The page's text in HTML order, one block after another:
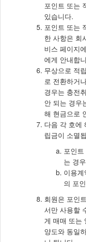
포인트 또는
있습니다.
포인트 또는
한 사항은 회
비스 페이지
에게 안내합
무상으로 적
로 전환하거
경우는 충전
안 되는 경우
해 현금으로
다음 각 호에
립금이 소멸
포인
는 경우
이용
의 포
회원은 포인
서만 사용할
게 매매 또는
양도와 동일